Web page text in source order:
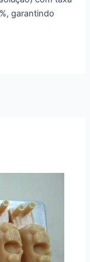
garantindo